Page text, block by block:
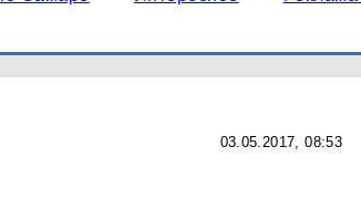
03.05.2017, 08:53